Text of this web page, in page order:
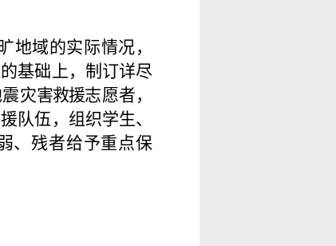
地域的实际情况，
基础 上 ， 制订详尽
灾害救援志愿者，
援队伍，组织学生、
、残者给予重点保